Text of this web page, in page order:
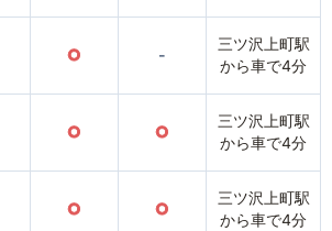
○ -
三ツ沢上町駅
から車で4分
○ ○
三ツ沢上町駅
から車で4分
○ ○
三ツ沢上町駅
から車で4分